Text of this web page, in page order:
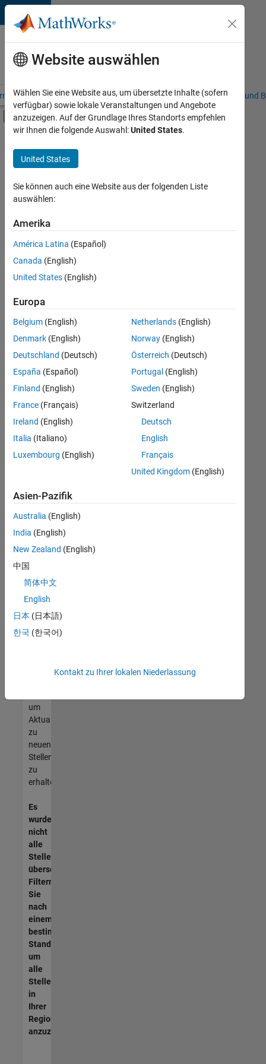
Weiter zum Inhalt
Karriere
bei
MathWorks
– Übersicht Stellensuche Niederlassungen Studierende und
Umschaltung für Off-Canvas-
Hauptinhalt
Praktika
Customer Support
Inside Sales
Sales Operations
Marketing Communications
Business Model Team
Finance and Operations
Human Resources
+8
Derzeit
es
keine
offenen
Stellen,
Ihren
Suchkriterien
entsprechen.
können
die
Suchkriterien
weiter
fassen
oder
alle
Stellenangebote
anzeigen .
noch
keine
offenen
Stellen
können,
die
Ihren
entsprechen,
werden
unseres
um
Aktualisierungen
zu
neuen
Stellenangeboten
zu
erhalten.
Es
wurden
nicht
alle
Stellen
übersetzt.
Filtern
Sie
nach
einem
bestimmten
Standort,
um
alle
Stellenangebote
in
Ihrer
Region
anzuzeigen.
Website auswählen
Wählen Sie eine Website aus, um übersetzte Inhalte (sofern
verfügbar) sowie lokale Veranstaltungen und Angebote
anzuzeigen. Auf der Grundlage Ihres Standorts empfehlen
wir Ihnen die folgende Auswahl:United States.
United States
Sie können auch eine Website aus der folgenden Liste
auswählen:
Amerika
América Latina (Español)
Canada (English)
United States (English)
Europa
Belgium (English)
Denmark (English)
Deutschland (Deutsch)
España (Español)
Finland (English)
France (Français)
Ireland (English)
Italia (Italiano)
Luxembourg (English)
Netherlands(English)
Norway(English)
Österreich (Deutsch)
Portugal (English)
Sweden (English)
Switzerland
Deutsch
English
Français
United Kingdom(English)
Asien-Pazifik
Australia (English)
India (English)
New Zealand (English)
中国
简体中文
English
日本 (日本語)
한국 (한국어)
Kontakt zu Ihrer lokalen Niederlassung